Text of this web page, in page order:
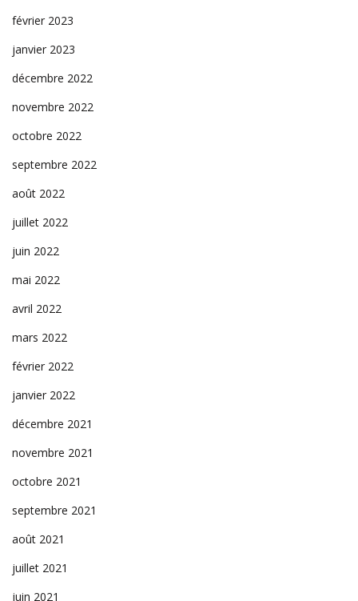
février 2023
janvier 2023
décembre 2022
novembre 2022
octobre 2022
septembre 2022
août 2022
juillet 2022
juin 2022
mai 2022
avril 2022
mars 2022
février 2022
janvier 2022
décembre 2021
novembre 2021
octobre 2021
septembre 2021
août 2021
juillet 2021
juin 2021